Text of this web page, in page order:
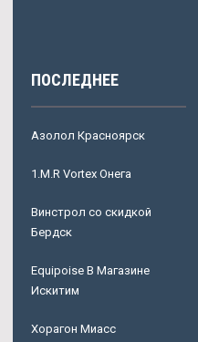
ПОСЛЕДНЕЕ
Азолол Красноярск
1.M.R Vortex Онега
Винстрол со скидкой
Бердск
Equipoise В Магазине
Искитим
Хорагон Миасс